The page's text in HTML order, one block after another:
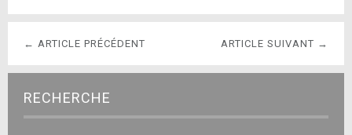
ARTICLE SUIVANT →
← ARTICLE PRÉCÉDENT
RECHERCHE